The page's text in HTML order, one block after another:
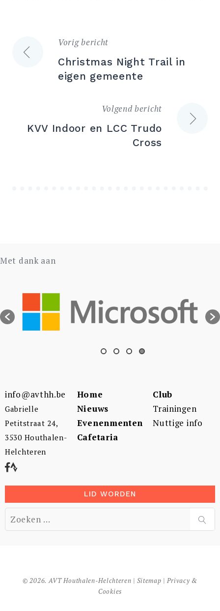
Bericht
navigatie
Vorig bericht
Christmas Night Trail in
eigen gemeente
Volgend bericht
KVV Indoor en LCC Trudo
Cross
Met dank aan
info@avthh.be
Gabrielle
Petitstraat 24,
3530 Houthalen-
Helchteren
Home
Nieuws
Evenenmenten
Cafetaria
Club
Trainingen
Nuttige info
LID WORDEN
Zoek
naar:
© 2026. AVT Houthalen-Helchteren | Sitemap | Privacy &
Cookies